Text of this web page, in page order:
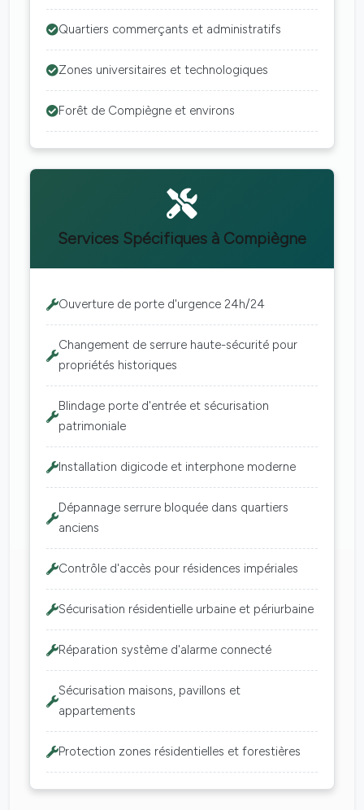
Quartiers commerçants et administratifs
Zones universitaires et technologiques
Forêt de Compiègne et environs
Services Spécifiques à Compiègne
Ouverture de porte d'urgence 24h/24
Changement de serrure haute-sécurité pour
propriétés historiques
Blindage porte d'entrée et sécurisation
patrimoniale
Installation digicode et interphone moderne
Dépannage serrure bloquée dans quartiers
anciens
Contrôle d'accès pour résidences impériales
Sécurisation résidentielle urbaine et périurbaine
Réparation système d'alarme connecté
Sécurisation maisons, pavillons et
appartements
Protection zones résidentielles et forestières